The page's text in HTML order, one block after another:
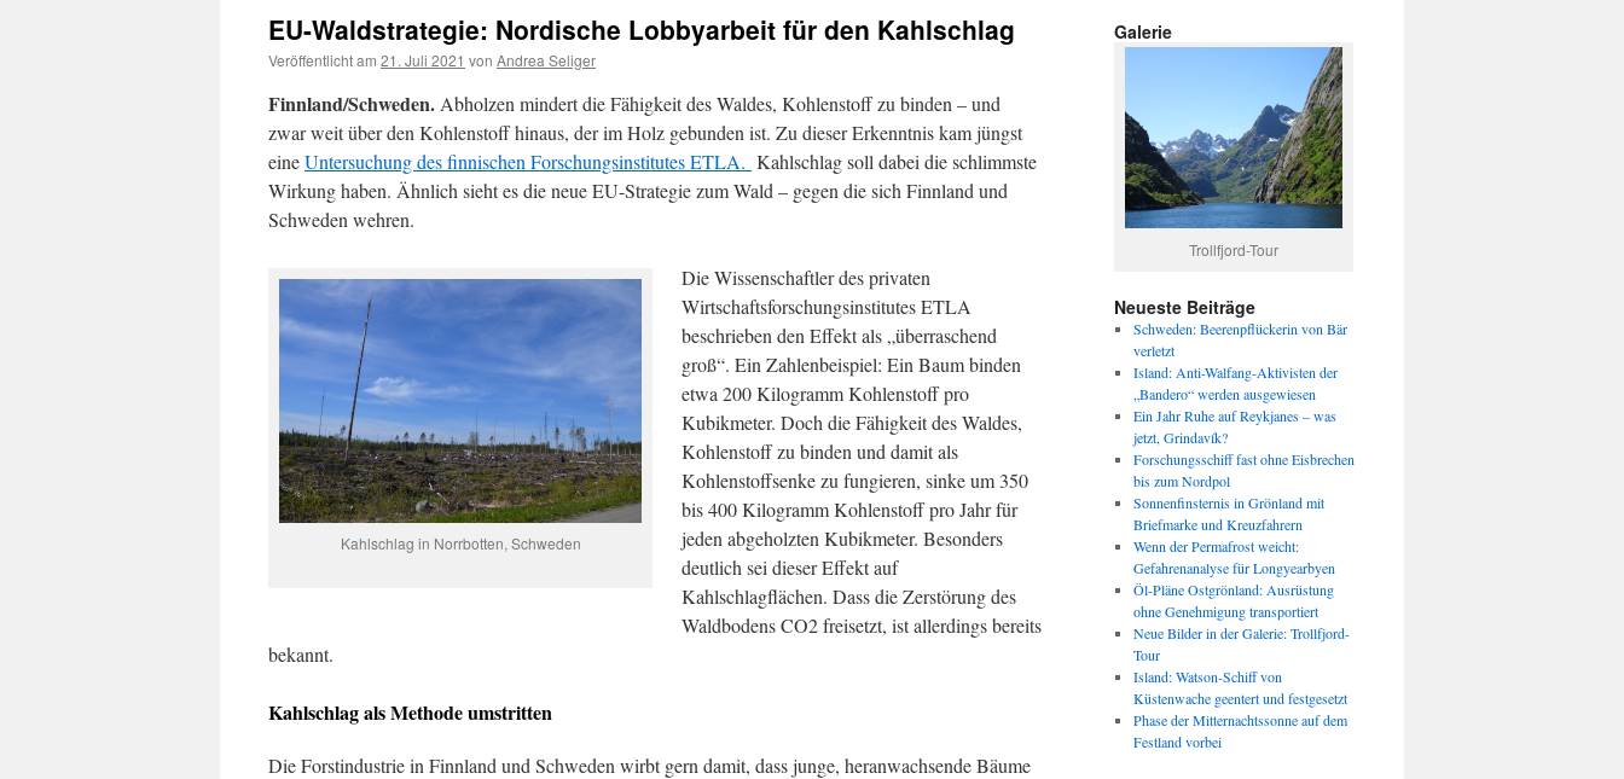
EU-Waldstrategie: Nordische Lobbyarbeit für den Kahlschlag
Veröffentlicht am 21. Juli 2021 von Andrea Seliger
Finnland/Schweden. Abholzen mindert die Fähigkeit des Waldes, Kohlenstoff zu binden – und
zwar weit über den Kohlenstoff hinaus, der im Holz gebunden ist. Zu dieser Erkenntnis kam jüngst
eineUntersuchung des finnischen Forschungsinstitutes ETLA. Kahlschlag soll dabei die schlimmste
Wirkung haben. Ähnlich sieht es die neue EU-Strategie zum Wald – gegen die sich Finnland und
Schweden wehren.
Kahlschlag in Norrbotten, Schweden
Die Wissenschaftler des privaten
Wirtschaftsforschungsinstitutes ETLA
beschrieben den Effekt als „überraschend
groß“. Ein Zahlenbeispiel: Ein Baum binden
etwa 200 Kilogramm Kohlenstoff pro
Kubikmeter. Doch die Fähigkeit des Waldes,
Kohlenstoff zu binden und damit als
Kohlenstoffsenke zu fungieren, sinke um 350
bis 400 Kilogramm Kohlenstoff pro Jahr für
jeden abgeholzten Kubikmeter. Besonders
deutlich sei dieser Effekt auf
Kahlschlagflächen. Dass die Zerstörung des
Waldbodens CO2 freisetzt, ist allerdings bereits
bekannt.
Kahlschlag als Methode umstritten
Die Forstindustrie in Finnland und Schweden wirbt gern damit, dass junge, heranwachsende Bäume
Galerie
Trollfjord-Tour
Neueste Beiträge
Schweden: Beerenpflückerin von Bär
verletzt
Island: Anti-Walfang-Aktivisten der
„Bandero“ werden ausgewiesen
Ein Jahr Ruhe auf Reykjanes – was
jetzt, Grindavík?
Forschungsschiff fast ohne Eisbrechen
bis zum Nordpol
Sonnenfinsternis in Grönland mit
Briefmarke und Kreuzfahrern
Wenn der Permafrost weicht:
Gefahrenanalyse für Longyearbyen
Öl-Pläne Ostgrönland: Ausrüstung
ohne Genehmigung transportiert
Neue Bilder in der Galerie: Trollfjord-
Tour
Island: Watson-Schiff von
Küstenwache geentert und festgesetzt
Phase der Mitternachtssonne auf dem
Festland vorbei